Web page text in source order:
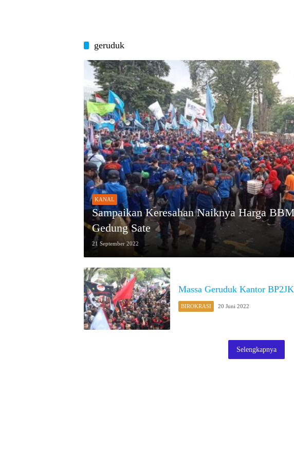
geruduk
KANAL
Sampaikan Keresahan Naiknya Harga
Gedung Sate
21 September 2022
Massa Geruduk Kantor
BIROKRASI 20 Juni 2022
Selengkapnya